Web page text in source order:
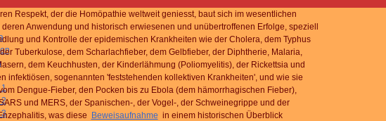
Respekt, der die Homöpathie weltweit geniesst, baut sich im wesentlichen
Anwendung und historisch erwiesenen und unübertroffenen Erfolge, speziell
und Kontrolle der epidemischen Krankheiten wie der Cholera, dem Typhus
Tuberkulose, dem Scharlachfieber, dem Gelbfieber, der Diphtherie, Malaria,
dem Keuchhusten, der Kinderlähmung (Poliomyelitis), der Rickettsia und
infektiösen, sogenannten 'feststehenden kollektiven Krankheiten', und wie sie
Dengue-Fieber, den Pocken bis zu Ebola (dem hämorrhagischen Fieber),
und MERS, der Spanischen-, der Vogel-, der Schweinegrippe und der
was diese
Beweisaufnahme in einem historischen Überblick